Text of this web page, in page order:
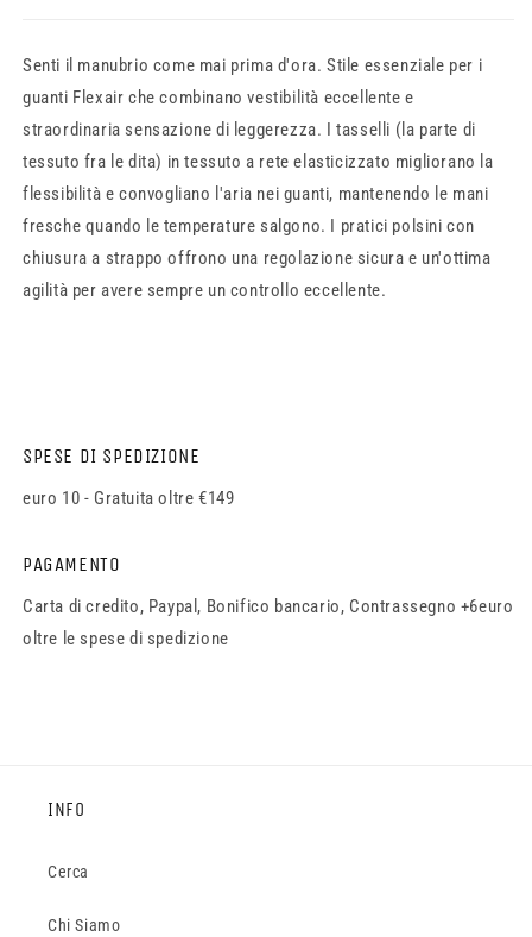
Senti il manubrio come mai prima d'ora. Stile essenziale per i
guanti Flexair che combinano vestibilità eccellente e
straordinaria sensazione di leggerezza. I tasselli (la parte di
tessuto fra le dita) in tessuto a rete elasticizzato migliorano la
flessibilità e convogliano l'aria nei guanti, mantenendo le mani
fresche quando le temperature salgono. I pratici polsini con
chiusura a strappo offrono una regolazione sicura e un'ottima
agilità per avere sempre un controllo eccellente.
SPESE DI SPEDIZIONE
euro 10 - Gratuita oltre €149
PAGAMENTO
Carta di credito, Paypal, Bonifico bancario, Contrassegno +6euro
oltre le spese di spedizione
INFO
Cerca
Chi Siamo